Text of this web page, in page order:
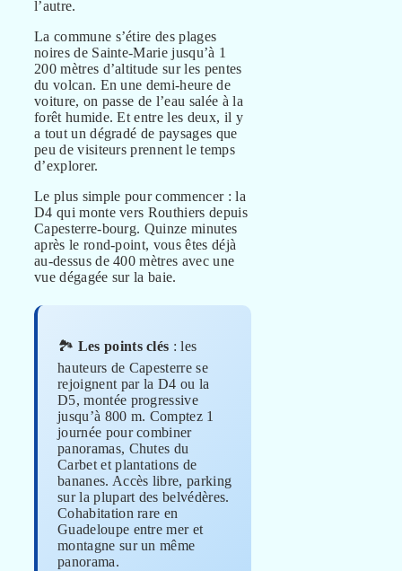
l’autre.
La commune s’étire des plages
noires de Sainte-Marie jusqu’à 1
200 mètres d’altitude sur les pentes
du volcan. En une demi-heure de
voiture, on passe de l’eau salée à la
forêt humide. Et entre les deux, il y
a tout un dégradé de paysages que
peu de visiteurs prennent le temps
d’explorer.
Le plus simple pour commencer : la
D4 qui monte vers Routhiers depuis
Capesterre-bourg. Quinze minutes
après le rond-point, vous êtes déjà
au-dessus de 400 mètres avec une
vue dégagée sur la baie.
🏞️ Les points clés : les
hauteurs de Capesterre se
rejoignent par la D4 ou la
D5, montée progressive
jusqu’à 800 m. Comptez 1
journée pour combiner
panoramas, Chutes du
Carbet et plantations de
bananes. Accès libre, parking
sur la plupart des belvédères.
Cohabitation rare en
Guadeloupe entre mer et
montagne sur un même
panorama.